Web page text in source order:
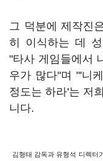
그 덕분에 제작진
히 이식하는 데
"타사 게임들에서
우가 많다"며 "'니
정도는 하라'는 저
니다.
김형태 감독과 유형석 디렉터